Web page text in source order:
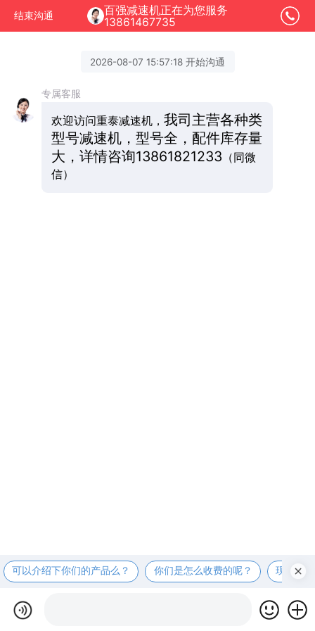
结束沟通
百强减速机正在为您服务
13861467735
2026-08-07 15:57:18 开始沟通
专属客服
欢迎访问重泰减速机， 我司主营各种类
型号减速机，型号全，配件库存量
大，详情咨询13861821233 （同微
信）
可以介绍下你们的产品么？ 你们是怎么收费的呢？ 现在有